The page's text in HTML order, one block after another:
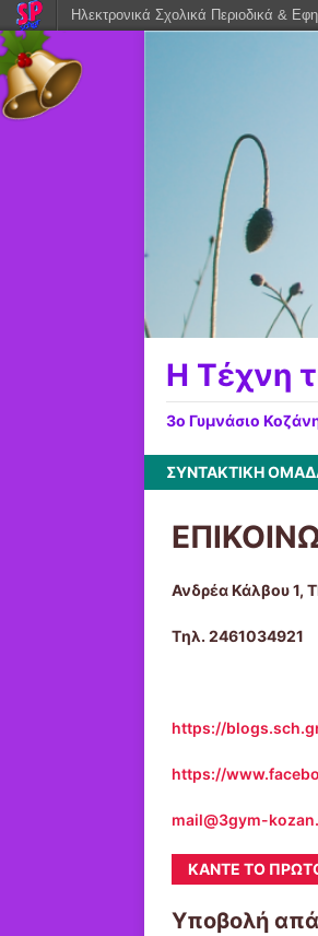
Η Τέχνη
3ο Γυμνάσιο
ΣΥΝΤΑΚΤΙΚΗ
Ανδρέα Κάλβου 1,
Tηλ. 2461034921
https://
https://
mail@3gym-
ΚΆΝΤΕ ΤΟ
Υποβολή
Ηλεκτρονικά Σχολικά Περιοδικά &